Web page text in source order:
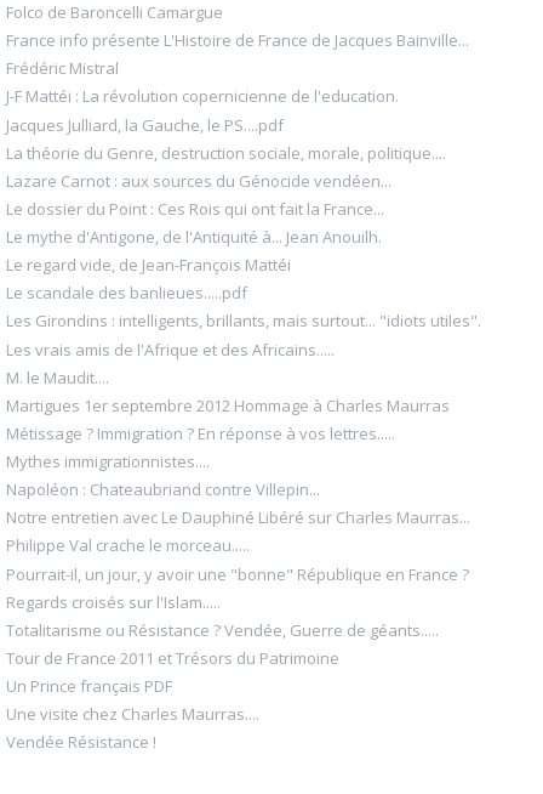
Folco de Baroncelli Camargue
France info présente L'Histoire de France de Jacques Bainville...
Frédéric Mistral
J-F Mattéi : La révolution copernicienne de l'education.
Jacques Julliard, la Gauche, le PS....pdf
La théorie du Genre, destruction sociale, morale, politique....
Lazare Carnot : aux sources du Génocide vendéen...
Le dossier du Point : Ces Rois qui ont fait la France...
Le mythe d'Antigone, de l'Antiquité à... Jean Anouilh.
Le regard vide, de Jean-François Mattéi
Le scandale des banlieues.....pdf
Les Girondins : intelligents, brillants, mais surtout... "idiots utiles".
Les vrais amis de l'Afrique et des Africains.....
M. le Maudit....
Martigues 1er septembre 2012 Hommage à Charles Maurras
Métissage ? Immigration ? En réponse à vos lettres.....
Mythes immigrationnistes....
Napoléon : Chateaubriand contre Villepin...
Notre entretien avec Le Dauphiné Libéré sur Charles Maurras...
Philippe Val crache le morceau.....
Pourrait-il, un jour, y avoir une "bonne" République en France ?
Regards croisés sur l'Islam.....
Totalitarisme ou Résistance ? Vendée, Guerre de géants.....
Tour de France 2011 et Trésors du Patrimoine
Un Prince français PDF
Une visite chez Charles Maurras....
Vendée Résistance !